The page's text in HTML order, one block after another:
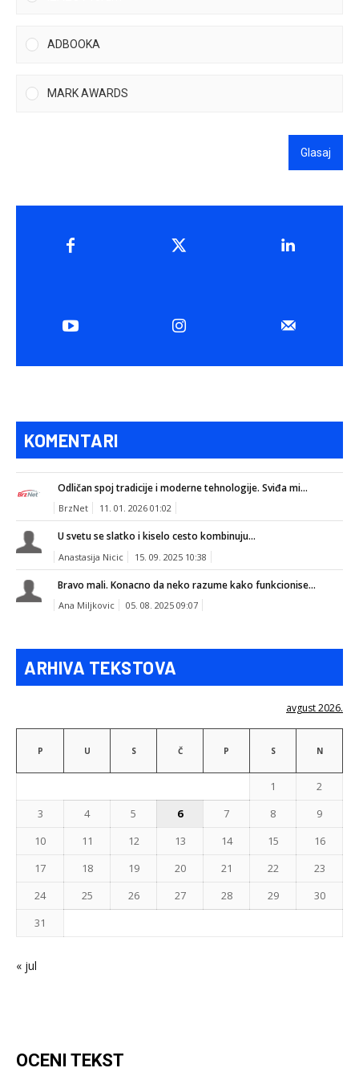
ADBOOKA
MARK AWARDS
Glasaj
KOMENTARI
Odličan spoj tradicije i moderne tehnologije. Sviđa mi...
BrzNet 11. 01. 2026 01:02
U svetu se slatko i kiselo cesto kombinuju...
Anastasija Nicic 15. 09. 2025 10:38
Bravo mali. Konacno da neko razume kako funkcionise...
Ana Miljkovic 05. 08. 2025 09:07
ARHIVA TEKSTOVA
avgust 2026.
P U S Č P S N
1
2
3
4 5 6 7 8
9
10
11 12 13 14 15
16
17
18 19 20 21 22
23
24
25 26 27 28 29
30
31
« jul
OCENI TEKST